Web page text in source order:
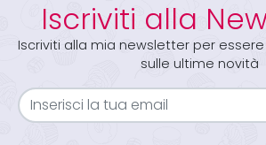
Iscriviti alla
Iscriviti alla mia newsletter per
sulle ultime novità